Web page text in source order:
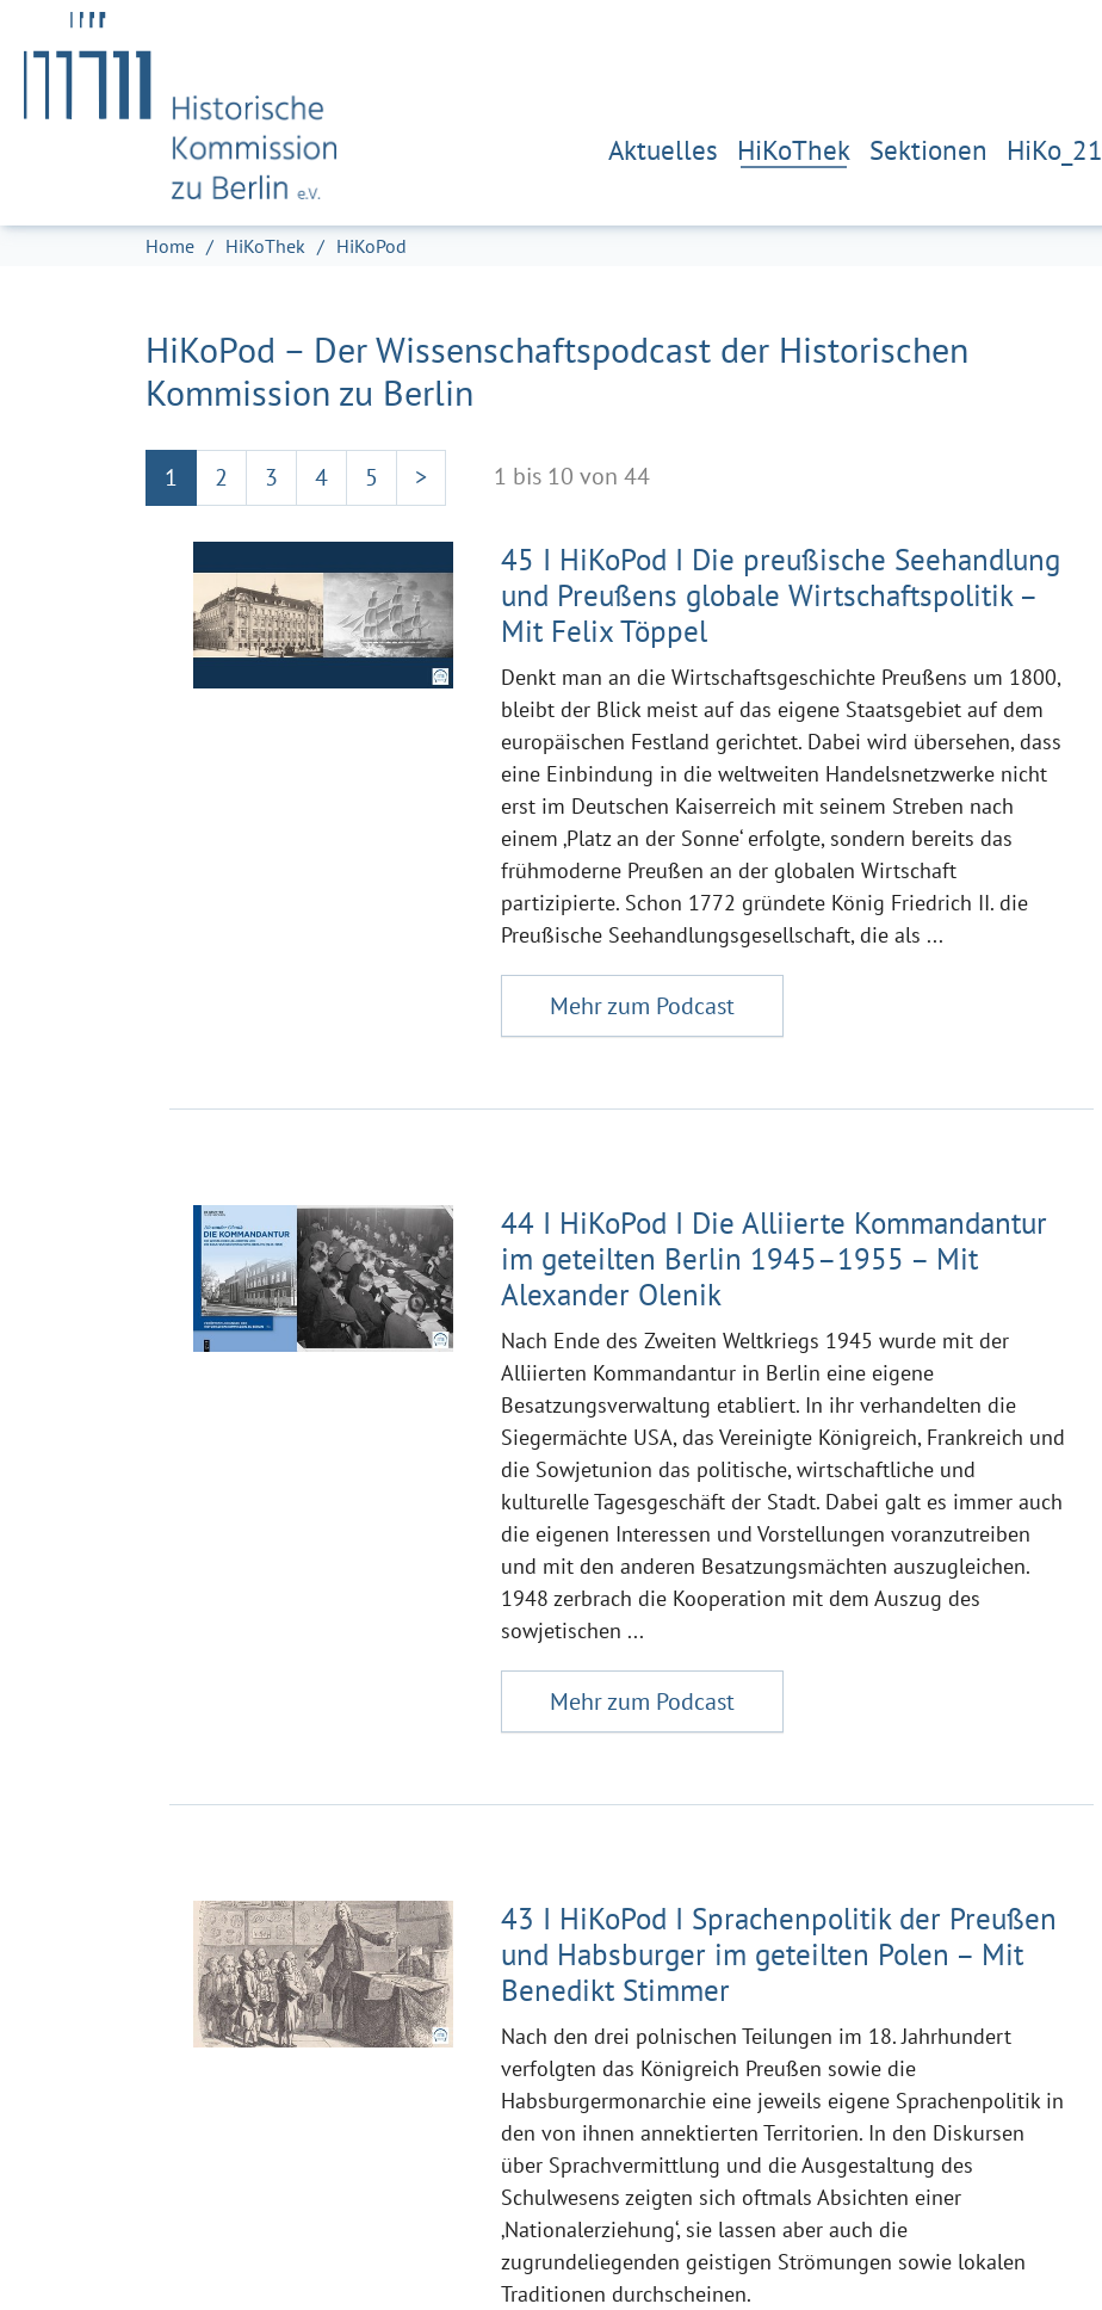
Zum Hauptinhalt springen
Skip to page footer
Aktuelles HiKoThek Sektionen HiKo_21
Sie sind hier:
Home HiKoThek HiKoPod
HiKoPod – Der Wissenschaftspodcast der Historischen
Kommission zu Berlin
1 2 3 4 5 > 1 bis 10 von 44
45 I HiKoPod I Die preußische Seehandlung
und Preußens globale Wirtschaftspolitik –
Mit Felix Töppel
Denkt man an die Wirtschaftsgeschichte Preußens um 1800,
bleibt der Blick meist auf das eigene Staatsgebiet auf dem
europäischen Festland gerichtet. Dabei wird übersehen, dass
eine Einbindung in die weltweiten Handelsnetzwerke nicht
erst im Deutschen Kaiserreich mit seinem Streben nach
einem ‚Platz an der Sonne‘ erfolgte, sondern bereits das
frühmoderne Preußen an der globalen Wirtschaft
partizipierte. Schon 1772 gründete König Friedrich II. die
Preußische Seehandlungsgesellschaft, die als ...
Mehr zum Podcast
44 I HiKoPod I Die Alliierte Kommandantur
im geteilten Berlin 1945–1955 – Mit
Alexander Olenik
Nach Ende des Zweiten Weltkriegs 1945 wurde mit der
Alliierten Kommandantur in Berlin eine eigene
Besatzungsverwaltung etabliert. In ihr verhandelten die
Siegermächte USA, das Vereinigte Königreich, Frankreich und
die Sowjetunion das politische, wirtschaftliche und
kulturelle Tagesgeschäft der Stadt. Dabei galt es immer auch
die eigenen Interessen und Vorstellungen voranzutreiben
und mit den anderen Besatzungsmächten auszugleichen.
1948 zerbrach die Kooperation mit dem Auszug des
sowjetischen ...
Mehr zum Podcast
43 I HiKoPod I Sprachenpolitik der Preußen
und Habsburger im geteilten Polen – Mit
Benedikt Stimmer
Nach den drei polnischen Teilungen im 18. Jahrhundert
verfolgten das Königreich Preußen sowie die
Habsburgermonarchie eine jeweils eigene Sprachenpolitik in
den von ihnen annektierten Territorien. In den Diskursen
über Sprachvermittlung und die Ausgestaltung des
Schulwesens zeigten sich oftmals Absichten einer
‚Nationalerziehung‘, sie lassen aber auch die
zugrundeliegenden geistigen Strömungen sowie lokalen
Traditionen durchscheinen.